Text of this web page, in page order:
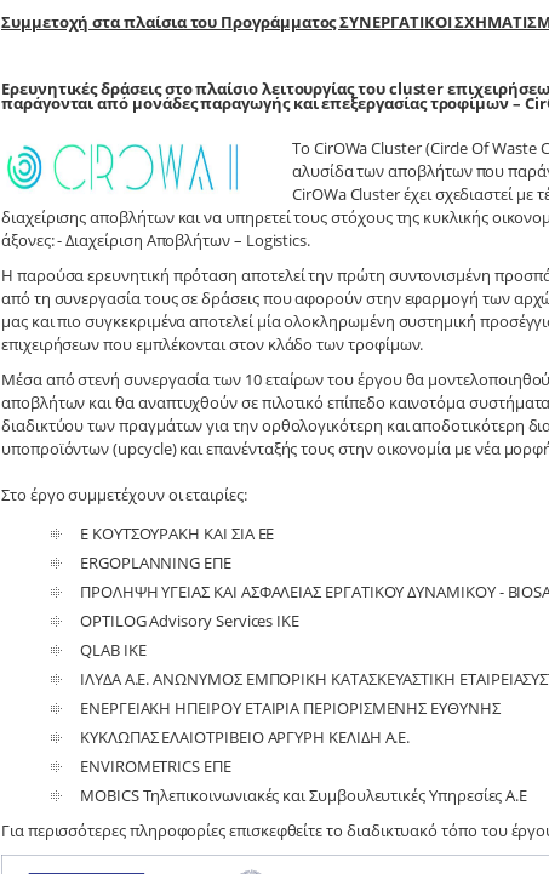
Συμμετοχή στα πλαίσια του Προγράμματος ΣΥΝΕΡΓΑΤΙΚΟΙ
Ερευνητικές δράσεις στο πλαίσιο λειτουργίας του cluster
παράγονται από μονάδες παραγωγής και επεξεργασίας τροφίμων –
Το CirOWa Cluster (Circle Of Waste
αλυσίδα των αποβλήτων που
CirOWa Cluster έχει σχεδιαστεί
διαχείρισης αποβλήτων και να υπηρετεί τους στόχους της κυκλικής
άξονες: - Διαχείριση Αποβλήτων – Logistics.
Η παρούσα ερευνητική πρόταση αποτελεί την πρώτη συντονισμένη
από τη συνεργασία τους σε δράσεις που αφορούν στην εφαρμογή των
μας και πιο συγκεκριμένα αποτελεί μία ολοκληρωμένη συστημική
επιχειρήσεων που εμπλέκονται στον κλάδο των τροφίμων.
Μέσα από στενή συνεργασία των 10 εταίρων του έργου θα
αποβλήτων και θα αναπτυχθούν σε πιλοτικό επίπεδο καινοτόμα
διαδικτύου των πραγμάτων για την ορθολογικότερη και αποδοτικότερη
υποπροϊόντων (upcycle) και επανένταξής τους στην οικονομία με νέα
Στο έργο συμμετέχουν οι εταιρίες:
Ε ΚΟΥΤΣΟΥΡΑΚΗ ΚΑΙ ΣΙΑ ΕΕ
ERGOPLANNING ΕΠΕ
ΠΡΟΛΗΨΗ ΥΓΕΙΑΣ ΚΑΙ ΑΣΦΑΛΕΙΑΣ ΕΡΓΑΤΙΚΟΥ ΔΥΝΑΜΙΚΟΥ -
OPTILOG Advisory Services IKE
QLAB IKE
ΙΛΥΔΑ Α.Ε. ΑΝΩΝΥΜΟΣ ΕΜΠΟΡΙΚΗ ΚΑΤΑΣΚΕΥΑΣΤΙΚΗ
ΕΝΕΡΓΕΙΑΚΗ ΗΠΕΙΡΟΥ ΕΤΑΙΡΙΑ ΠΕΡΙΟΡΙΣΜΕΝΗΣ ΕΥΘΥΝΗΣ
ΚΥΚΛΩΠΑΣ ΕΛΑΙΟΤΡΙΒΕΙΟ ΑΡΓΥΡΗ ΚΕΛΙΔΗ Α.Ε.
ENVIROMETRICS ΕΠΕ
MOBICS Τηλεπικοινωνιακές και Συμβουλευτικές Υπηρεσίες Α.Ε
Για περισσότερες πληροφορίες επισκεφθείτε το διαδικτυακό τόπο του